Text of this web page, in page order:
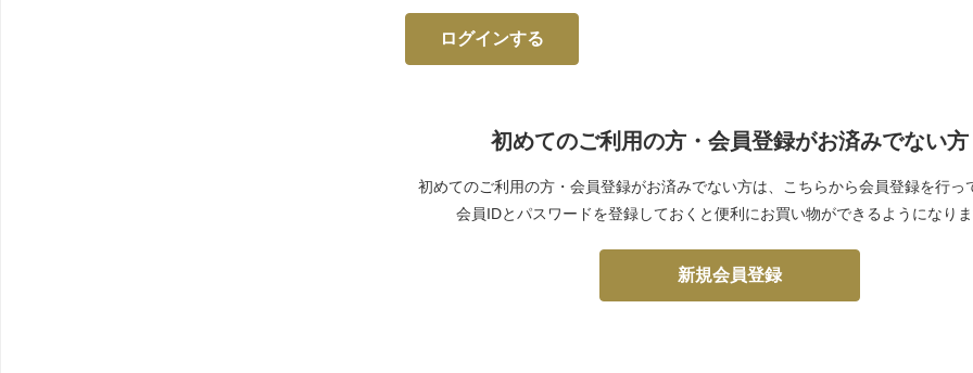
初めてのご利用の方・会員登録がお済みでない方
初めてのご利用の方・会員登録がお済みでない方は、こちらから会員登録を行っ
会員IDとパスワードを登録しておくと便利にお買い物ができるようになりま